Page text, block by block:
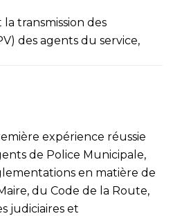
transmission des
des agents du service,
expérience réussie
de Police Municipale,
en matière de
du Code de la Route,
judiciaires et